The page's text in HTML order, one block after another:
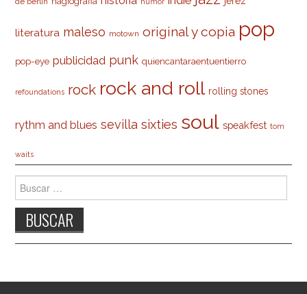
literatura maleso motown original y copia pop
pop-eye publicidad punk quiencantaraentuentierro
refoundations rock rock and roll rolling stones
rythm and blues sevilla sixties soul speakfest tom
waits
Buscar: